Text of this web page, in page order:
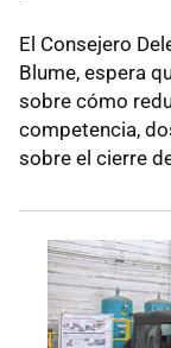
El Consejero
Blume, espera
sobre cómo
competencia,
sobre el cierre